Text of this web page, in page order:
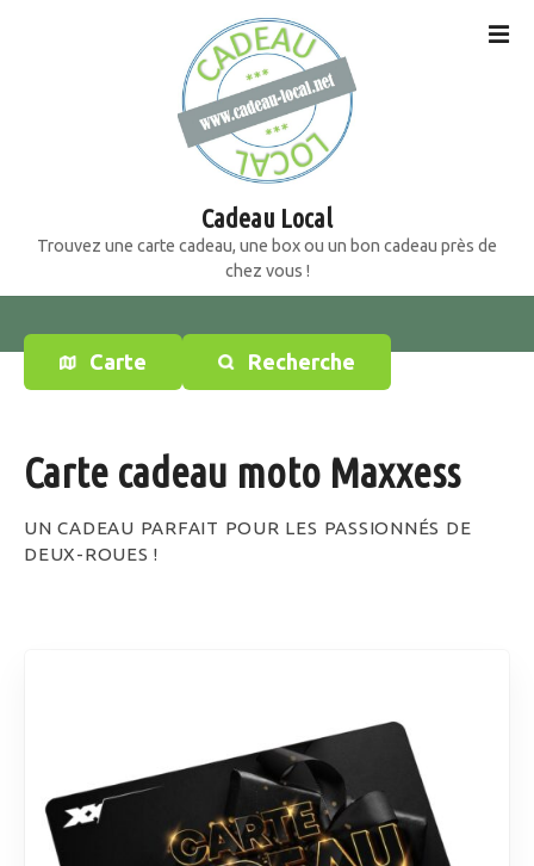
e
t
Cadeau Local
Trouvez une carte cadeau, une box ou un bon cadeau près de
chez vous !
Carte Recherche
Carte cadeau moto Maxxess
UN CADEAU PARFAIT POUR LES PASSIONNÉS DE
DEUX-ROUES !